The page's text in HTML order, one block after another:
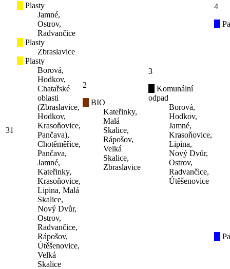
31
Plasty
Jamné,
Ostrov,
Radvančice
Plasty
Zbraslavice
Plasty
Borová,
Hodkov,
Chatařské
oblasti
(Zbraslavice,
Hodkov,
Krasoňovice,
Pančava),
Chotěměřice,
Pančava,
Jamné,
Kateřinky,
Krasoňovice,
Lipina, Malá
Skalice,
Nový Dvůr,
Ostrov,
Radvančice,
Rápošov,
Útěšenovice,
Velká
Skalice
2
BIO
Kateřinky,
Malá
Skalice,
Rápošov,
Velká
Skalice,
Zbraslavice
3
Komunální
odpad
Borová,
Hodkov,
Jamné,
Krasoňovice,
Lipina,
Nový Dvůr,
Ostrov,
Radvančice,
Útěšenovice
4